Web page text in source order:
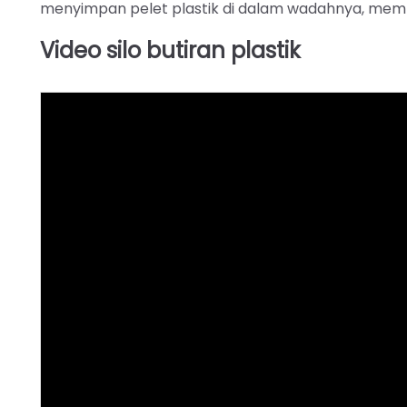
menyimpan pelet plastik di dalam wadahnya,
Video silo butiran plastik